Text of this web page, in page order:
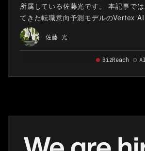
所属している佐藤光です。 本記事で
てきた転職意向予測モデルのVertex
移行について紹介します。 本記事は
に開催された 第62回MLOps/LLMOps/
会 で登壇した 資料 をベースに、ブロ
佐藤 光
BizReach AI